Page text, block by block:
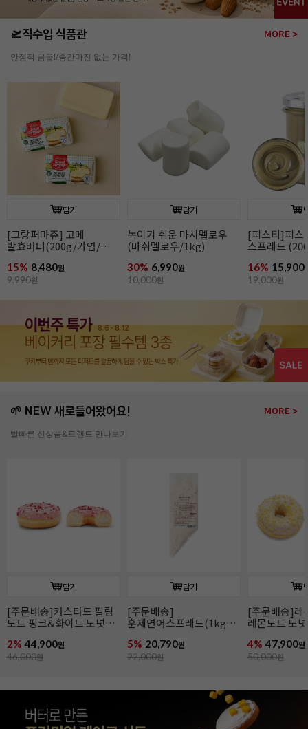
🛫직수입 식품관 MORE >
안정적 공급!/중간마진 없는 가격!
담기
[그랑퍼마쥬] 고메
발효버터(200g/가염/
15% 8,480원
9,990원
담기
녹이기 쉬운 마시멜로우
(마쉬멜로우/1kg)
30% 6,990원
10,000원
[피스티]피스
스프레드
16% 15,900
19,000원
🌱 NEW 새로들어왔어요! MORE >
발빠른 신상품&트랜드 만나보기
담기
[주문배송]커스타드 필링
도트 핑크&화이트 도넛
2% 44,900원
46,000원
담기
[주문배송]
훈제연어스프레드(1kg/
5% 20,790원
22,000원
[주문배송]레
레몬도트 도넛
4% 47,900원
50,000원